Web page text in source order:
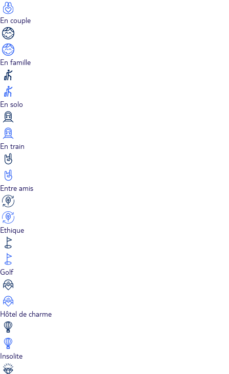
En couple
En famille
En solo
En train
Entre amis
Ethique
Golf
Hôtel de charme
Insolite